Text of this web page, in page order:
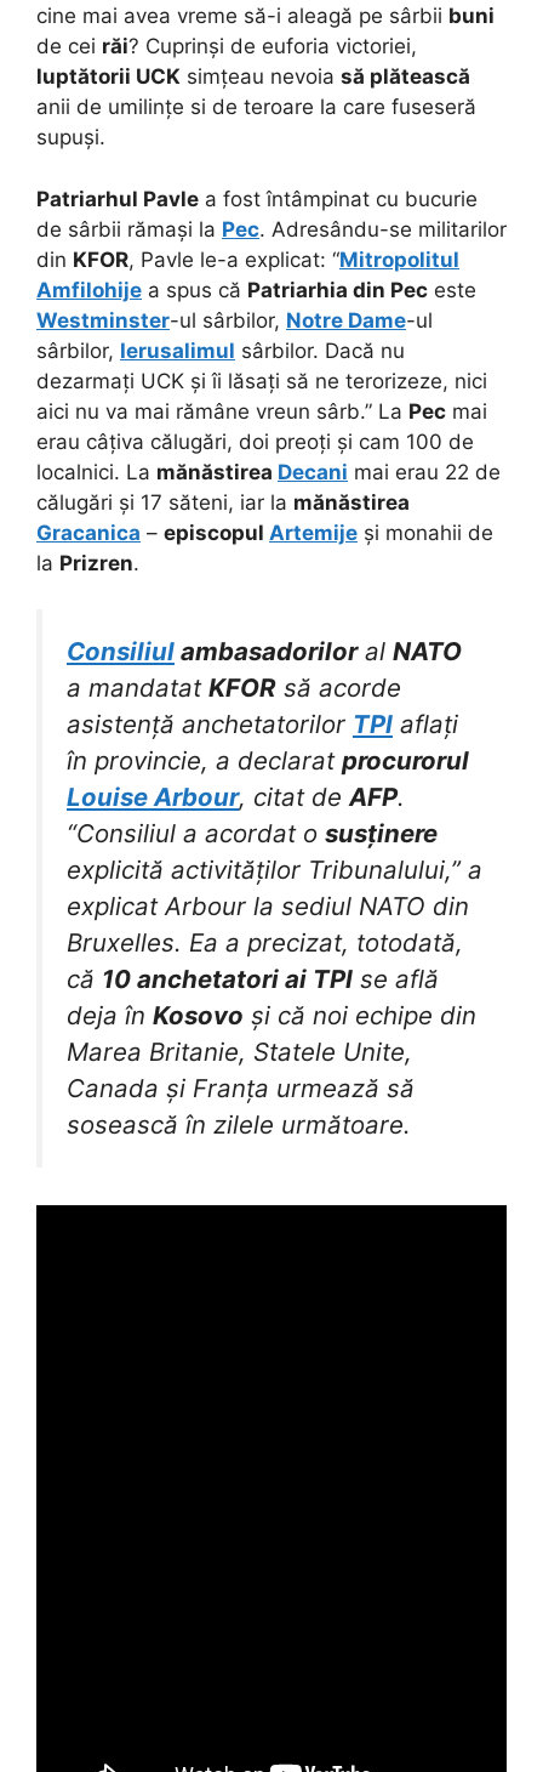
cine mai avea vreme să-i aleagă pe sârbii buni
de cei răi? Cuprinși de euforia victoriei,
luptătorii UCK simțeau nevoia să plătească
anii de umilințe si de teroare la care fuseseră
supuși.
Patriarhul Pavle a fost întâmpinat cu bucurie
de sârbii rămași la Pec. Adresându-se militarilor
din KFOR, Pavle le-a explicat: “Mitropolitul
Amfilohije a spus că Patriarhia din Pec este
Westminster-ul sârbilor, Notre Dame-ul
sârbilor, Ierusalimul sârbilor. Dacă nu
dezarmați UCK și îi lăsați să ne terorizeze, nici
aici nu va mai rămâne vreun sârb.” La Pec mai
erau câțiva călugări, doi preoți și cam 100 de
localnici. La mănăstirea Decani mai erau 22 de
călugări și 17 săteni, iar la mănăstirea
Gracanica – episcopul Artemije și monahii de
la Prizren.
Consiliul ambasadoriloral NATO
a mandatat KFOR să acorde
asistență anchetatorilor TPI aflați
în provincie, a declarat procurorul
Louise Arbour, citat deAFP.
“Consiliul a acordat o susținere
explicită activităților Tribunalului,” a
explicat Arbour la sediul NATO din
Bruxelles. Ea a precizat, totodată,
că 10 anchetatori ai TPI se află
deja în Kosovo și că noi echipe din
Marea Britanie, Statele Unite,
Canada și Franța urmează să
sosească în zilele următoare.